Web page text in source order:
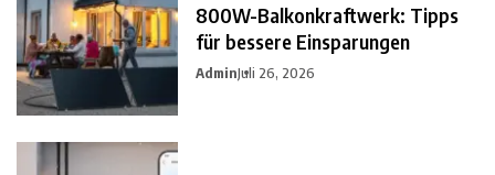
800W-Balkonkraftwerk: Tipps
für bessere Einsparungen
AdminJuli 26, 2026